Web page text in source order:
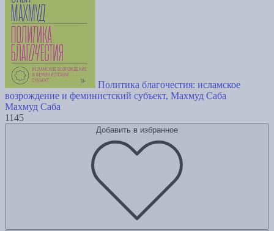
Политика благочестия: исламское
возрождение и феминистский субъект, Махмуд Саба
Махмуд Саба
1145
Добавить в избранное